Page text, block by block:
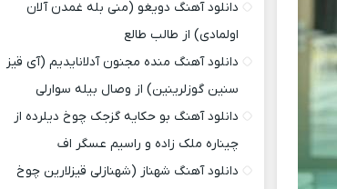
دانلود آهنگ دویغو (منی بله غمدن آلان
اولمادی) از طالب طالع
دانلود آهنگ منده مجنون آدلانایدیم (آی قیز
سنین گوزلرینین) از وصال بیله سوارلی
دانلود آهنگ بو حکایه گزجک چوخ دیلرده از
چیناره ملک زاده و راسیم عسگر اف
دانلود آهنگ شهناز (شهنازلی قیزلارین چوخ